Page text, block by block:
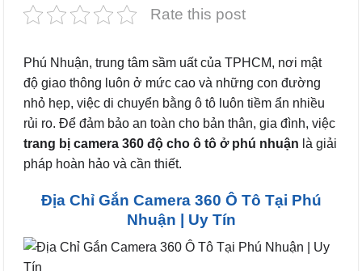
Rate this post
Phú Nhuận, trung tâm sầm uất của TPHCM, nơi mật
độ giao thông luôn ở mức cao và những con đường
nhỏ hẹp, việc di chuyển bằng ô tô luôn tiềm ẩn nhiều
rủi ro. Để đảm bảo an toàn cho bản thân, gia đình, việc
trang bị camera 360 độ cho ô tô ở phú nhuận là giải
pháp hoàn hảo và cần thiết.
Địa Chỉ Gắn Camera 360 Ô Tô Tại Phú
Nhuận | Uy Tín